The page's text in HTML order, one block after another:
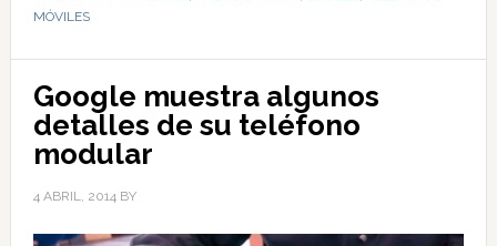
MÓVILES
Google muestra algunos
detalles de su teléfono
modular
4 ABRIL, 2014BY